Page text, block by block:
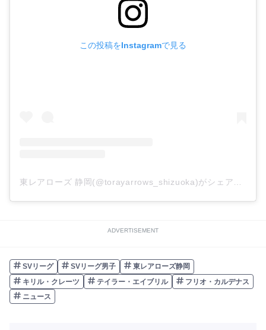
この投稿をInstagramで見る
ADVERTISEMENT
SVリーグ SVリーグ男子
東レアローズ静岡
キリル・クレーツ
テイラー・エイブリル
フリオ・カルデナス
ニュース